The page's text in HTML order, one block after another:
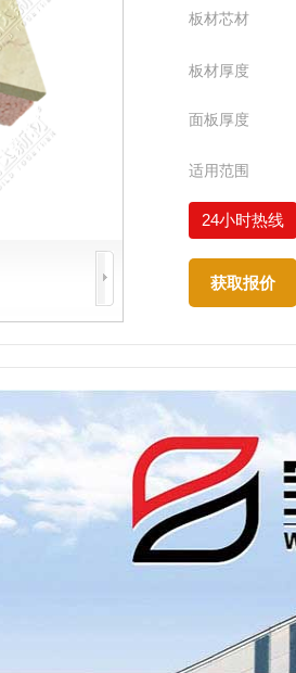
板材芯材
板材厚度
面板厚度
适用范围
24小时热线
获取报价